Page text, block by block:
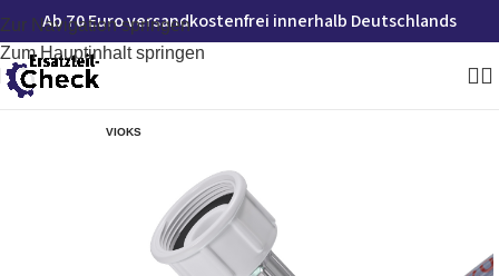
Zur Navigation springen
Zum Hauptinhalt springen
Ab 70 Euro versandkostenfrei innerhalb Deutschlands
VIOKS